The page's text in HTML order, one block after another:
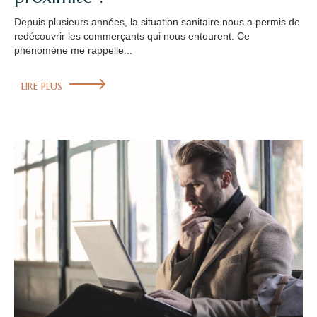
Depuis plusieurs années, la situation sanitaire nous a permis de
redécouvrir les commerçants qui nous entourent. Ce
phénomène me rappelle...
LIRE PLUS